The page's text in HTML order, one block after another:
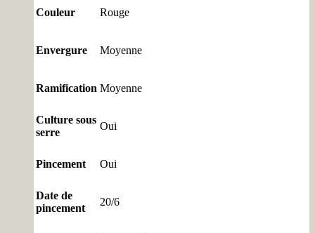
Couleur Rouge
Envergure Moyenne
Ramification Moyenne
Culture sous
serre
Oui
Pincement Oui
Date de
pincement
20/6